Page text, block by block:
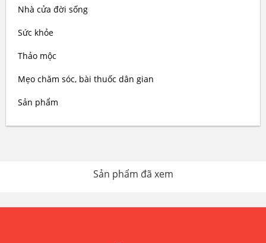
Nhà cửa đời sống
Sức khỏe
Thảo mộc
Mẹo chăm sóc, bài thuốc dân gian
Sản phẩm
Sản phẩm đã xem